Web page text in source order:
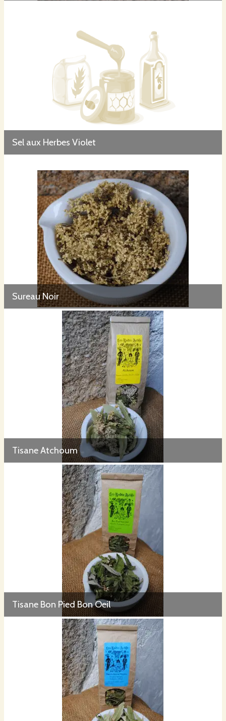
Sel aux Herbes Violet
Sureau Noir
Tisane Atchoum
Tisane Bon Pied Bon Oeil